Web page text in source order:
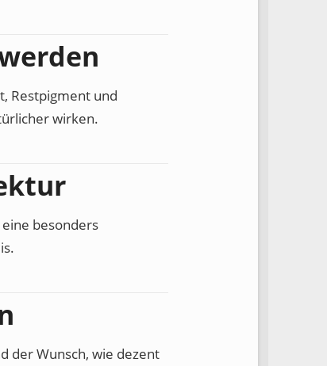
Restpigment und
wirken.
besonders
der Wunsch, wie dezent